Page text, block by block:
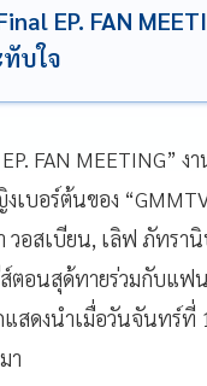
EP. FAN
บใจ
FAN MEETING”
เบอร์ต้นของ
วอสเบียน, เลิฟ ภัทรา
ตอนสุด้ทายร่วมกับแฟ
สดงนำเมื่อวันจันทร์ที่
า